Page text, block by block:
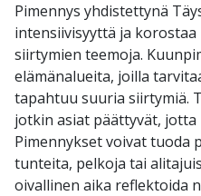
Pimennys yhdistettynä
intensiivisyyttä ja
siirtymien teemoja.
elämänalueita, joilla
tapahtuu suuria siirtymiä.
jotkin asiat päättyvät, jotta
Pimennykset voivat tuoda
tunteita, pelkoja tai
oivallinen aika reflektoida